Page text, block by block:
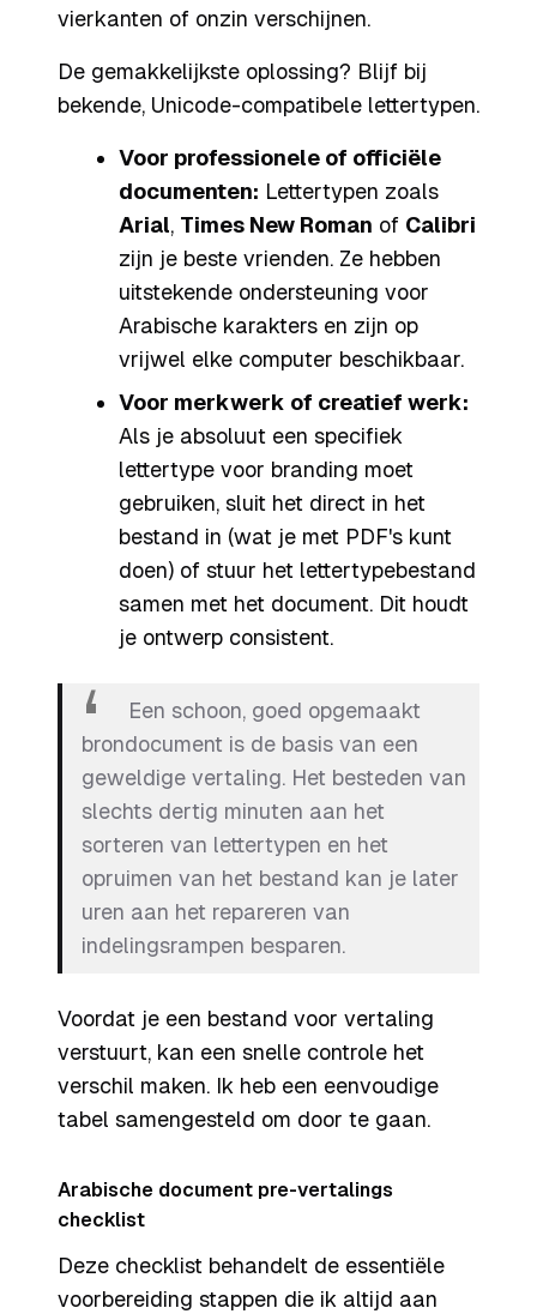
vierkanten of onzin verschijnen.
De gemakkelijkste oplossing? Blijf bij
bekende, Unicode-compatibele lettertypen.
Voor professionele of officiële
documenten: Lettertypen zoals
Arial, Times New Roman of Calibri
zijn je beste vrienden. Ze hebben
uitstekende ondersteuning voor
Arabische karakters en zijn op
vrijwel elke computer beschikbaar.
Voor merkwerk of creatief werk:
Als je absoluut een specifiek
lettertype voor branding moet
gebruiken, sluit het direct in het
bestand in (wat je met PDF's kunt
doen) of stuur het lettertypebestand
samen met het document. Dit houdt
je ontwerp consistent.
Een schoon, goed opgemaakt
brondocument is de basis van een
geweldige vertaling. Het besteden van
slechts dertig minuten aan het
sorteren van lettertypen en het
opruimen van het bestand kan je later
uren aan het repareren van
indelingsrampen besparen.
Voordat je een bestand voor vertaling
verstuurt, kan een snelle controle het
verschil maken. Ik heb een eenvoudige
tabel samengesteld om door te gaan.
Arabische document pre-vertalings
checklist
Deze checklist behandelt de essentiële
voorbereiding stappen die ik altijd aan